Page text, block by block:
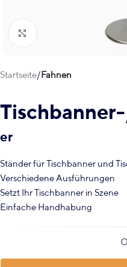
Klick zum Vergrößern
Startseite Fahnen
er
Ständer für Tischbanner und
Verschiedene Ausführungen
Setzt Ihr Tischbanner in Szene
Einfache Handhabung